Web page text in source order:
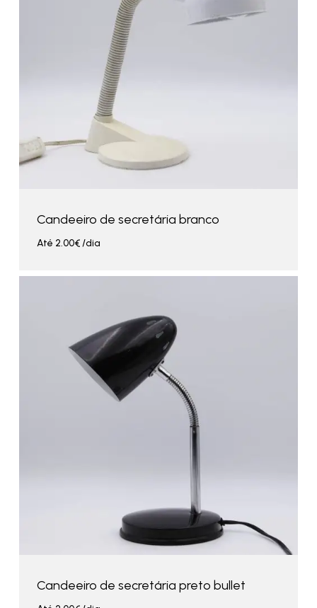
Candeeiro de secretária branco
Até 2.00€/dia
Candeeiro de secretária preto bullet